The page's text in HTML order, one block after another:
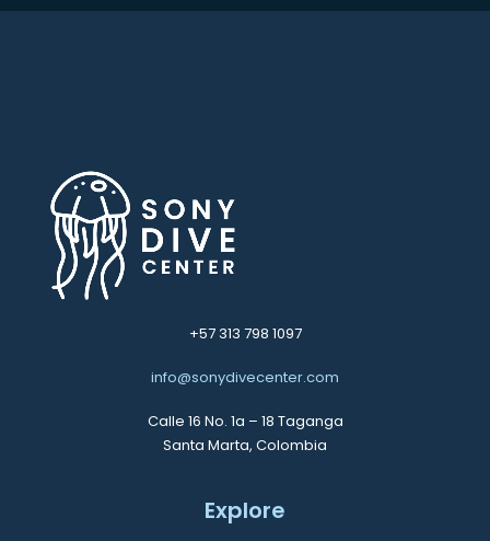
+57 313 798 1097
info@sonydivecenter.com
Calle 16 No. 1a – 18 Taganga
Santa Marta, Colombia
Explore